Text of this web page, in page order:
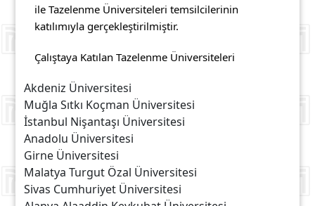
ile Tazelenme Üniversiteleri temsilcilerinin
katılımıyla gerçekleştirilmiştir.
Çalıştaya Katılan Tazelenme Üniversiteleri
Akdeniz Üniversitesi
Muğla Sıtkı Koçman Üniversitesi
İstanbul Nişantaşı Üniversitesi
Anadolu Üniversitesi
Girne Üniversitesi
Malatya Turgut Özal Üniversitesi
Sivas Cumhuriyet Üniversitesi